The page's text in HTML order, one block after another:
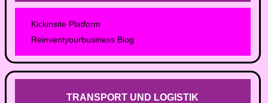
Kickinsite Platform
Reinventyourbusiness Blog
TRANSPORT UND LOGISTIK